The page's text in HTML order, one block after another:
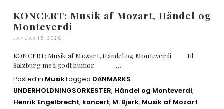
KONCERT: Musik af Mozart, Händel og
Monteverdi
JANUAR 15, 2026
KONCERT: Musik af Mozart, Händel og Monteverdi Til
Salzburg med godt humør …
Posted in MusikTagged DANMARKS
UNDERHOLDNINGSORKESTER, Händel og Monteverdi,
Henrik Engelbrecht, koncert, M. Bjørk, Musik af Mozart